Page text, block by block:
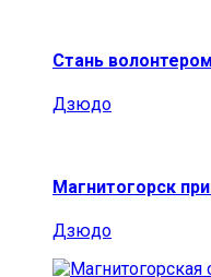
Стань
Дзюдо
Магнитогорск
Дзюдо